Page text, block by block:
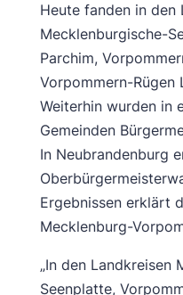
Heute fanden in den
Mecklenburgische-
Parchim,
Vorpommern-Rügen
Weiterhin wurden in
Gemeinden
In Neubrandenburg
Ergebnissen erklärt
Mecklenburg-
„In den Landkreisen
Seenplatte,